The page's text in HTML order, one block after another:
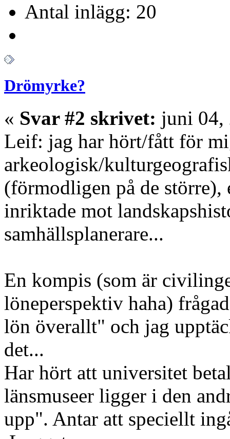
Antal inlägg: 20
Drömyrke?
« Svar #2 skrivet: juni 04,
Leif: jag har hört/fått för
arkeologisk/
(förmodligen på de större),
inriktade mot
samhällsplanerare...
En kompis (som är
löneperspektiv haha)
lön överallt" och jag
det...
Har hört att universitet
länsmuseer ligger i den
upp". Antar att speciellt